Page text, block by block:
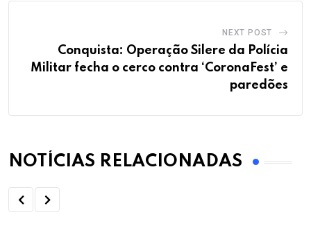
NEXT POST
Conquista: Operação Silere da Polícia
Militar fecha o cerco contra ‘CoronaFest’ e
paredões
NOTÍCIAS RELACIONADAS